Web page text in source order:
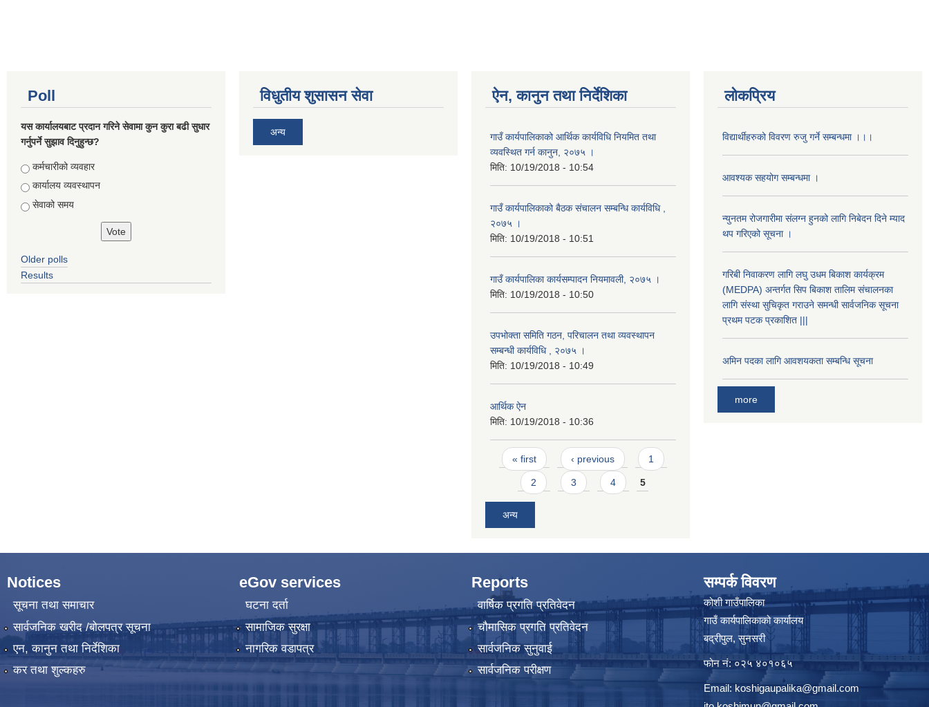
Poll
यस कार्यालयबाट प्रदान गरिने सेवामा कुन कुरा बढी सुधार
गर्नुपर्ने सुझाव दिनुहुन्छ?
Choices
कर्मचारीको व्यवहार
कार्यालय व्यवस्थापन
सेवाको समय
Older polls
Results
विधुतीय शुसासन सेवा
अन्य
ऐन, कानुन तथा निर्देशिका
गाउँ कार्यपालिकाको आर्थिक कार्यविधि नियमित तथा
व्यवस्थित गर्न कानुन, २०७५ ।
मिति: 10/19/2018 - 10:54
गाउँ कार्यपालिकाको बैठक संचालन सम्बन्धि कार्यविधि ,
२०७५ ।
मिति: 10/19/2018 - 10:51
गाउँ कार्यपालिका कार्यसम्पादन नियमावली, २०७५ ।
मिति: 10/19/2018 - 10:50
उपभोक्ता समिति गठन, परिचालन तथा व्यवस्थापन
सम्बन्धी कार्यविधि , २०७५ ।
मिति: 10/19/2018 - 10:49
आर्थिक ऐन
मिति: 10/19/2018 - 10:36
Pages
« first ‹ previous 1
2 3 4 5
अन्य
लोकप्रिय
विद्यार्थीहरुको विवरण रुजु गर्ने सम्बन्धमा ।।।
आवश्यक सहयोग सम्बन्धमा ।
न्युनतम रोजगारीमा संलग्न हुनको लागि निबेदन दिने म्याद
थप गरिएको सूचना ।
गरिबी निवाकरण लागि लघु उधम बिकाश कार्यक्रम
(MEDPA) अन्तर्गत सिप बिकाश तालिम संचालनका
लागि संस्था सुचिकृत गराउने समन्धी सार्वजनिक सूचना
प्रथम पटक प्रकाशित |||
अमिन पदका लागि आवशयकता सम्बन्धि सूचना
more
Notices
सूचना तथा समाचार
सार्वजनिक खरीद /बोलपत्र सूचना
एन, कानुन तथा निर्देशिका
कर तथा शुल्कहरु
eGov services
घटना दर्ता
सामाजिक सुरक्षा
नागरिक वडापत्र
Reports
वार्षिक प्रगति प्रतिवेदन
चौमासिक प्रगति प्रतिवेदन
सार्वजनिक सुनुवाई
सार्वजनिक परीक्षण
सम्पर्क विवरण
कोशी गाउँपालिका
गाउँ कार्यपालिकाको कार्यालय
बद्रीपुल, सुनसरी
फोन नं: ०२५ ४०१०६५
Email: koshigaupalika@gmail.com